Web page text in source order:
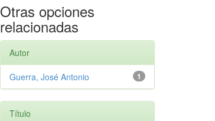
Otras opciones
relacionadas
Autor
1
Guerra, José Antonio
Título